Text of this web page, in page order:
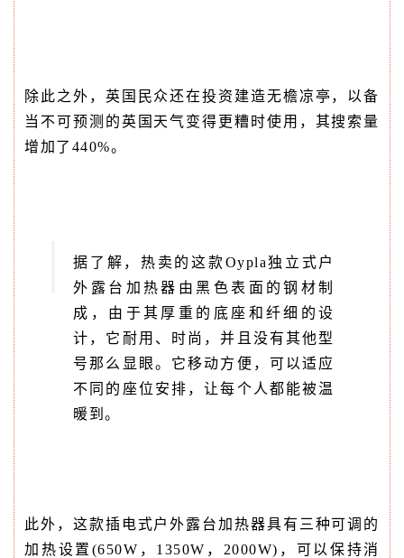
除此之外，英国民众还在投资建造无檐凉亭，以备
当不可预测的英国天气变得更糟时使用，其搜索量
增加了440%。
据了解，热卖的这款Oypla独立式户
外露台加热器由黑色表面的钢材制
成，由于其厚重的底座和纤细的设
计，它耐用、时尚，并且没有其他型
号那么显眼。它移动方便，可以适应
不同的座位安排，让每个人都能被温
暖到。
此外，这款插电式户外露台加热器具有三种可调的
加热设置(650W，1350W，2000W)，可以保持消